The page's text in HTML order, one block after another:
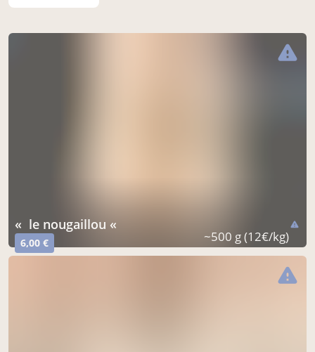
« le nougaillou « warning
6,00 € ~500 g (12€/kg)
warning
warning